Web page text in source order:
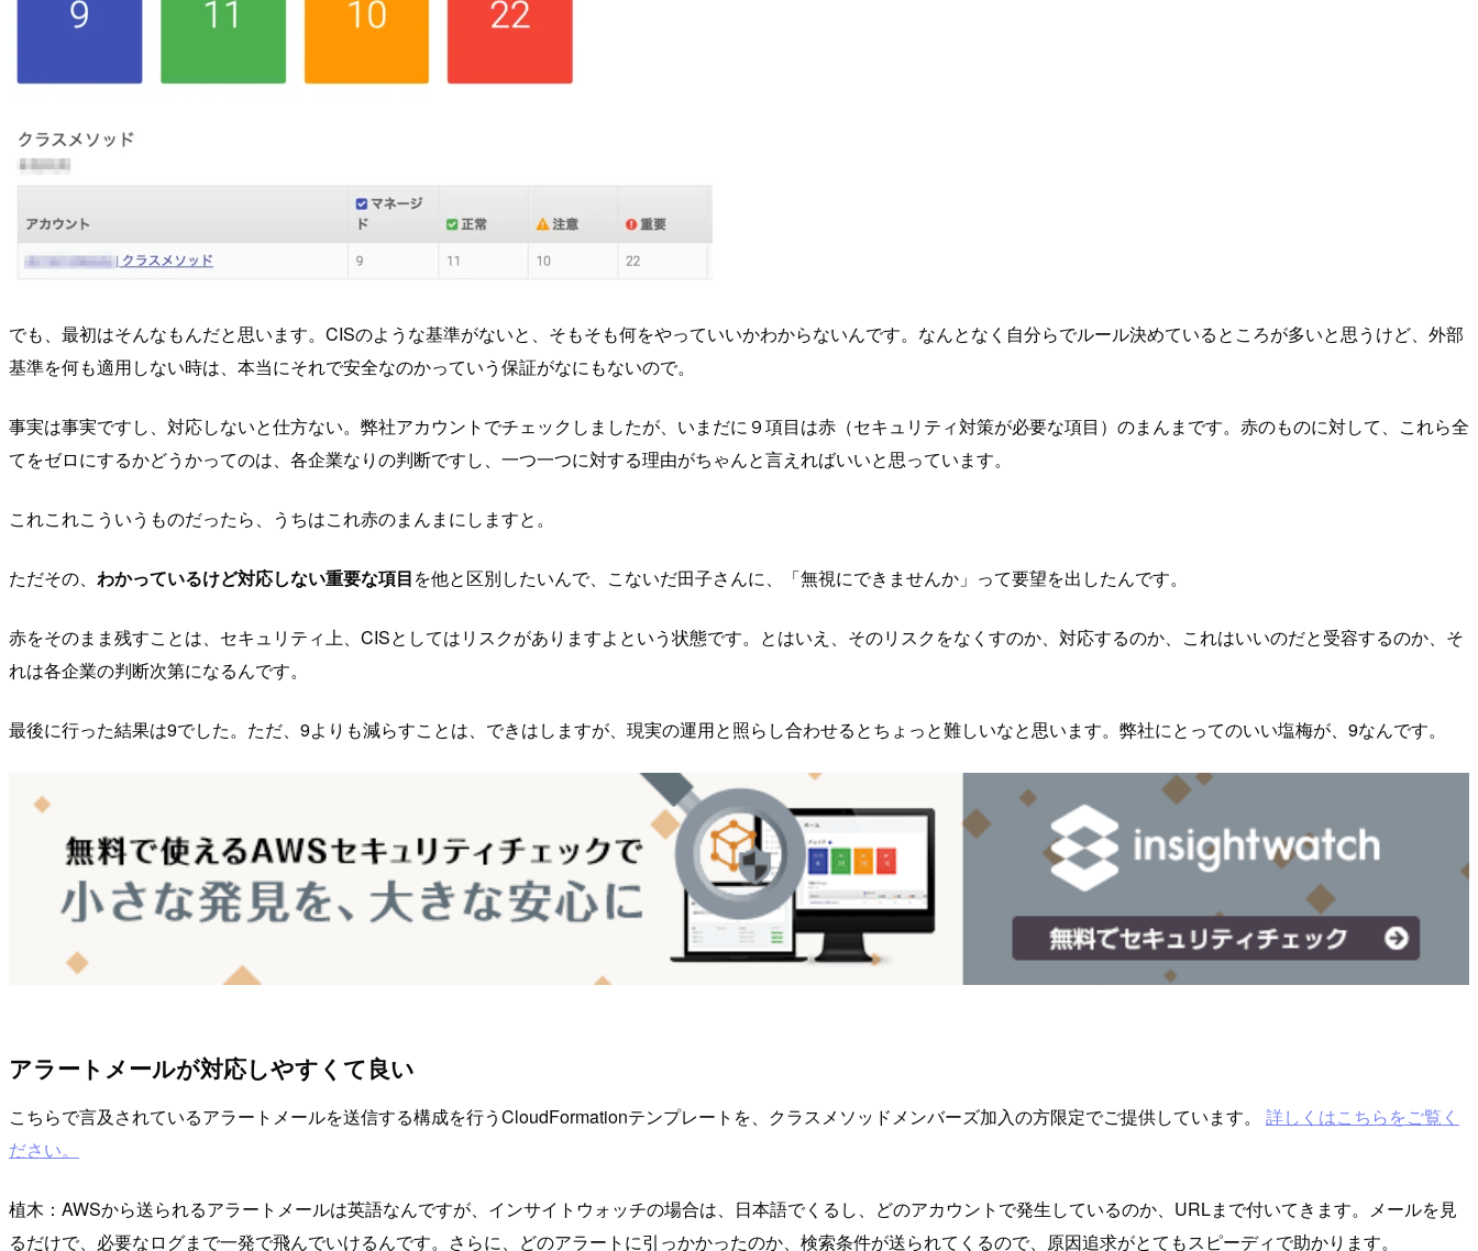
でも、最初はそんなもんだと思います。CISのような基準がないと、そもそも何をやっていいかわからないんです。なんとなく自分らでルール決めているところが多いと思うけど、外部
基準を何も適用しない時は、本当にそれで安全なのかっていう保証がなにもないので。
事実は事実ですし、対応しないと仕方ない。弊社アカウントでチェックしましたが、いまだに９項目は赤（セキュリティ対策が必要な項目）のまんまです。赤のものに対して、これら全
てをゼロにするかどうかってのは、各企業なりの判断ですし、一つ一つに対する理由がちゃんと言えればいいと思っています。
これこれこういうものだったら、うちはこれ赤のまんまにしますと。
ただその、 わかっているけど対応しない重要な項目を他と区別したいんで、こないだ田子さんに、「無視にできませんか」って要望を出したんです。
赤をそのまま残すことは、セキュリティ上、CISとしてはリスクがありますよという状態です。とはいえ、そのリスクをなくすのか、対応するのか、これはいいのだと受容するのか、そ
れは各企業の判断次第になるんです。
最後に行った結果は9でした。ただ、9よりも減らすことは、できはしますが、現実の運用と照らし合わせるとちょっと難しいなと思います。弊社にとってのいい塩梅が、9なんです。
アラートメールが対応しやすくて良い
こちらで言及されているアラートメールを送信する構成を行うCloudFormationテンプレートを、クラスメソッドメンバーズ加入の方限定でご提供しています。 詳しくはこちらをご覧く
ださい。
植木：AWSから送られるアラートメールは英語なんですが、インサイトウォッチの場合は、日本語でくるし、どのアカウントで発生しているのか、URLまで付いてきます。メールを見
るだけで、必要なログまで一発で飛んでいけるんです。さらに、どのアラートに引っかかったのか、検索条件が送られてくるので、原因追求がとてもスピーディで助かります。